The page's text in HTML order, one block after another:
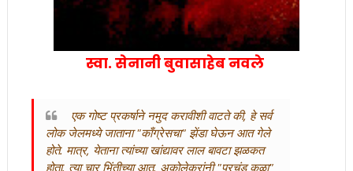
स्वा. सेनानी बुवासाहेब नवले
एक गोष्ट प्रकर्षाने नमुद करावीशी वाटते की, हे सर्व
लोक जेलमध्ये जाताना "काँग्रेसचा" झेंडा घेऊन आत गेले
होते. मात्र, येताना त्यांच्या खांद्यावर लाल बावटा झळकत
होता. त्या चार भिंतीच्या आत. अकोलेकरांनी "प्रचंड कळा"